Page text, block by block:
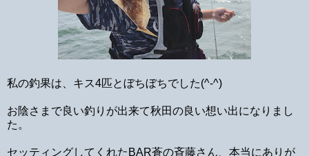
私の釣果は、キス4匹とぼちぼちでした(^-^)
お陰さまで良い釣りが出来て秋田の良い想い出になりまし
た。
セッティングしてくれたBAR蒼の斉藤さん、本当にありが